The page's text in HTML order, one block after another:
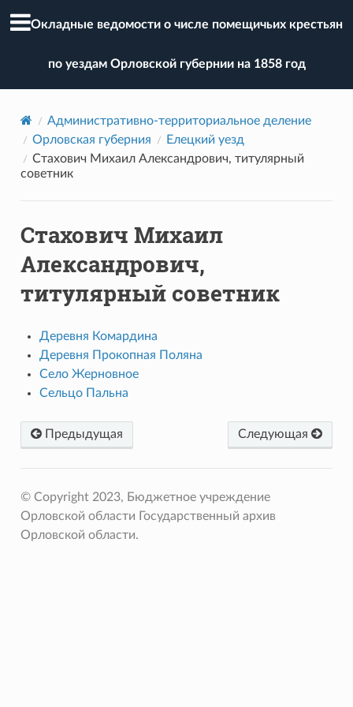
Окладные ведомости о числе помещичьих крестьян
по уездам Орловской губернии на 1858 год
Административно-территориальное деление
Орловская губерния
Елецкий уезд
Стахович Михаил Александрович, титулярный
советник
Стахович Михаил
Александрович,
титулярный советник
Деревня Комардина
Деревня Прокопная Поляна
Село Жерновное
Сельцо Пальна
Предыдущая Следующая
© Copyright 2023, Бюджетное учреждение
Орловской области Государственный архив
Орловской области.